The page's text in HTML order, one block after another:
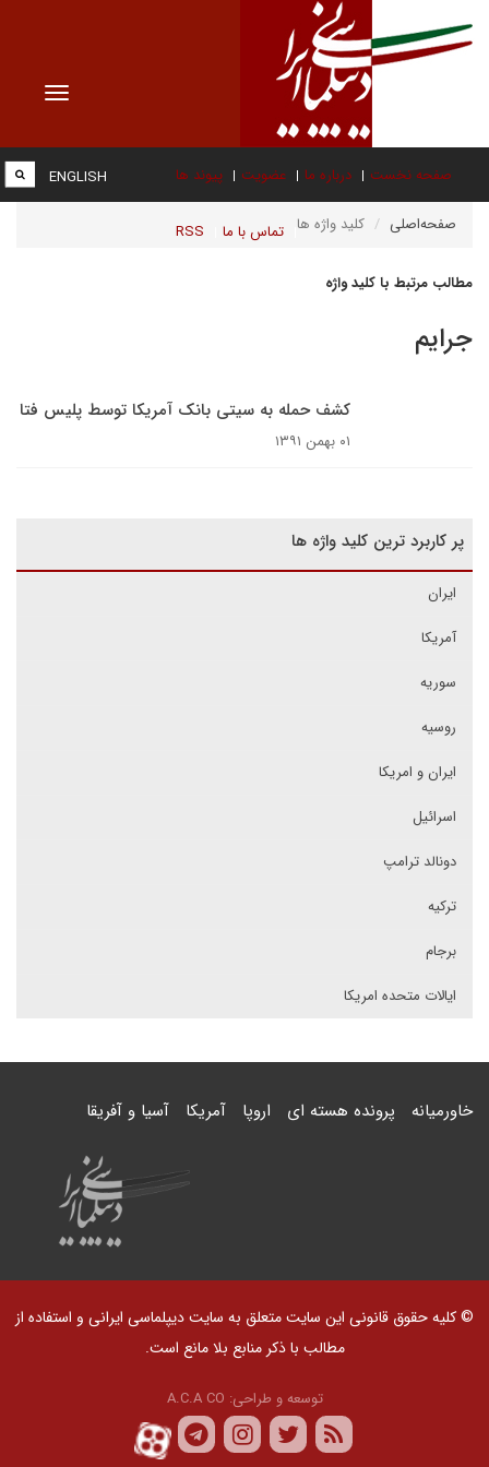
Toggle
صفحه نخست درباره ما عضویت پیوند ها
تماس با ما RSS
ENGLISH
صفحه‌اصلی کلید واژه ها
مطالب مرتبط با کلید واژه
جرایم
کشف حمله به سیتی بانک آمریکا توسط پلیس فتا
۰۱ بهمن ۱۳۹۱
پر کاربرد ترین کلید واژه ها
ایران
آمریکا
سوریه
روسیه
ایران و امریکا
اسرائیل
دونالد ترامپ
ترکیه
برجام
ایالات متحده امریکا
خاورمیانه پرونده هسته ای اروپا آمریکا آسیا و آفریقا
© کلیه حقوق قانونی این سایت متعلق به سایت دیپلماسی ایرانی و استفاده از
مطالب با ذکر منابع بلا مانع است.
توسعه و طراحی: A.C.A CO